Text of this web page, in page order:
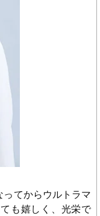
てからウルトラマ
も嬉しく、光栄で